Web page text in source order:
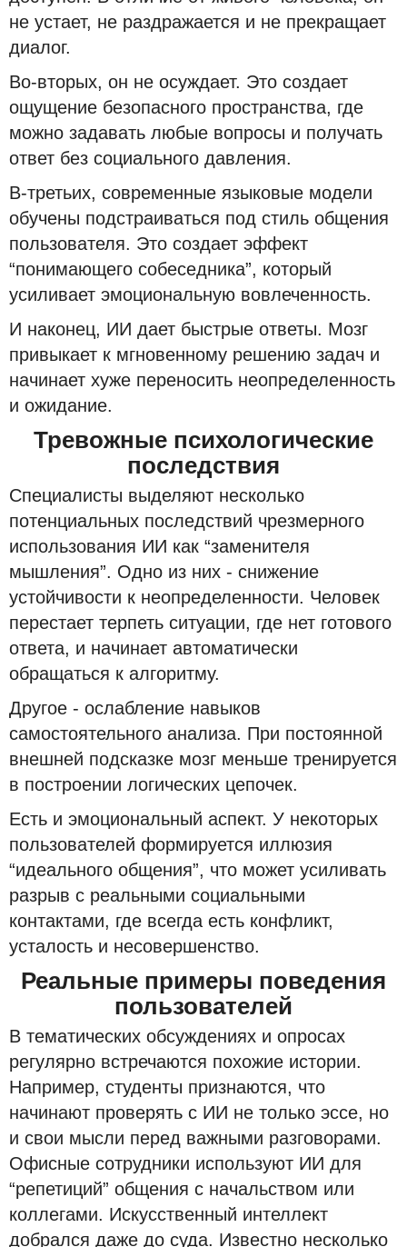
не устает, не раздражается и не прекращает
диалог.
Во-вторых, он не осуждает. Это создает
ощущение безопасного пространства, где
можно задавать любые вопросы и получать
ответ без социального давления.
В-третьих, современные языковые модели
обучены подстраиваться под стиль общения
пользователя. Это создает эффект
“понимающего собеседника”, который
усиливает эмоциональную вовлеченность.
И наконец, ИИ дает быстрые ответы. Мозг
привыкает к мгновенному решению задач и
начинает хуже переносить неопределенность
и ожидание.
Тревожные психологические
последствия
Специалисты выделяют несколько
потенциальных последствий чрезмерного
использования ИИ как “заменителя
мышления”. Одно из них - снижение
устойчивости к неопределенности. Человек
перестает терпеть ситуации, где нет готового
ответа, и начинает автоматически
обращаться к алгоритму.
Другое - ослабление навыков
самостоятельного анализа. При постоянной
внешней подсказке мозг меньше тренируется
в построении логических цепочек.
Есть и эмоциональный аспект. У некоторых
пользователей формируется иллюзия
“идеального общения”, что может усиливать
разрыв с реальными социальными
контактами, где всегда есть конфликт,
усталость и несовершенство.
Реальные примеры поведения
пользователей
В тематических обсуждениях и опросах
регулярно встречаются похожие истории.
Например, студенты признаются, что
начинают проверять с ИИ не только эссе, но
и свои мысли перед важными разговорами.
Офисные сотрудники используют ИИ для
“репетиций” общения с начальством или
коллегами. Искусственный интеллект
добрался даже до суда. Известно несколько